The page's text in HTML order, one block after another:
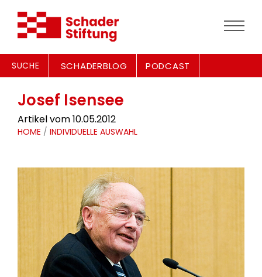
SUCHE SCHADERBLOG PODCAST
Josef Isensee
Artikel vom 10.05.2012
HOME / INDIVIDUELLE AUSWAHL